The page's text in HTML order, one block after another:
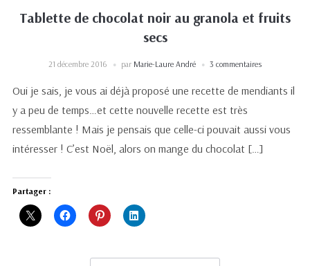
Tablette de chocolat noir au granola et fruits
secs
21 décembre 2016 par Marie-Laure André 3 commentaires
Oui je sais, je vous ai déjà proposé une recette de mendiants il
y a peu de temps…et cette nouvelle recette est très
ressemblante ! Mais je pensais que celle-ci pouvait aussi vous
intéresser ! C’est Noël, alors on mange du chocolat […]
Partager :